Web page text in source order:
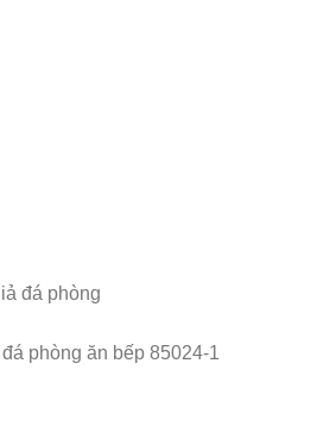
phòng ăn bếp 85024-1